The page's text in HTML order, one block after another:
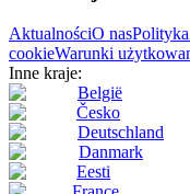
AktualnościO nas
cookieWarunki
Inne kraje:
België
Česko
Deutschland
Danmark
Eesti